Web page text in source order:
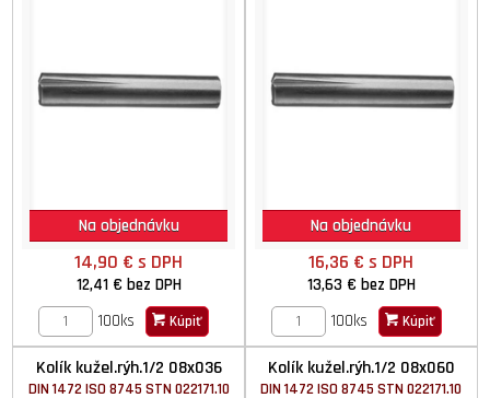
Na objednávku
14,90 €s DPH
12,41 € bez DPH
100ks
Kúpiť
Na objednávku
16,36 €s DPH
13,63 € bez DPH
100ks
Kúpiť
Kolík kužel.rýh.1/2 08x036
DIN 1472 ISO 8745 STN 022171.10
Kolík kužel.rýh.1/2 08x060
DIN 1472 ISO 8745 STN 022171.10